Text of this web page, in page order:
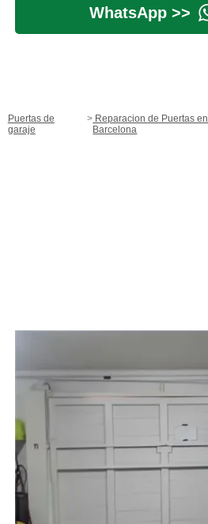
WhatsApp >>
Puertas de
garaje
Reparacion de Puertas en
Barcelona